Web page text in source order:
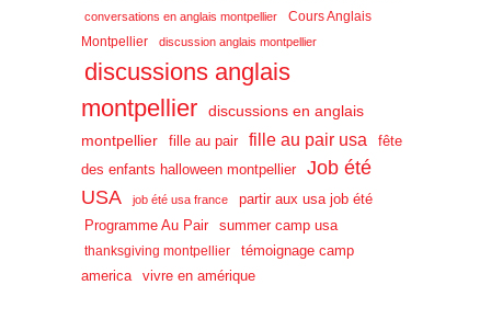
conversations en anglais montpellier
Cours Anglais
Montpellier
discussion anglais montpellier
discussions anglais
montpellier
discussions en anglais
montpellier
fille au pair fille au pair usa
fête
des enfants halloween montpellier
Job été
USA
job été usa france
partir aux usa job été
Programme Au Pair
summer camp usa
thanksgiving montpellier
témoignage camp
america
vivre en amérique